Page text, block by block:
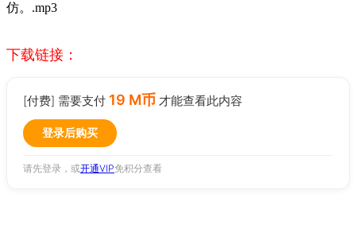
仿。.mp3
下载链接：
[付费] 需要支付 19 M币 才能查看此内容
登录后购买
请先登录，或开通VIP免积分查看